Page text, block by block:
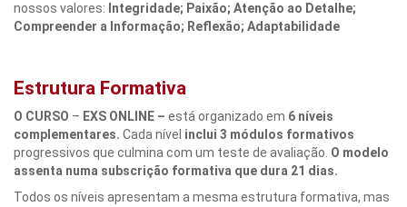
nossos valores: Integridade; Paixão; Atenção ao Detalhe;
Compreender a Informação; Reflexão; Adaptabilidade
Estrutura Formativa
O CURSO – EXS ONLINE – está organizado em 6 níveis
complementares. Cada nível inclui 3 módulos formativos
progressivos que culmina com um teste de avaliação. O modelo
assenta numa subscrição formativa que dura 21 dias.
Todos os níveis apresentam a mesma estrutura formativa, mas